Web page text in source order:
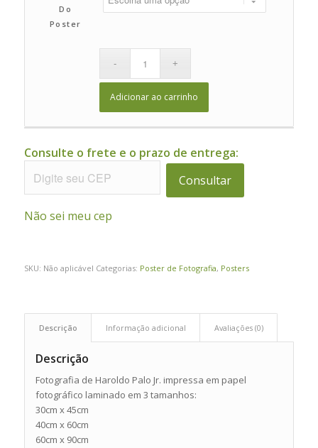
Do
Poster
Adicionar ao carrinho
Consulte o frete e o prazo de entrega:
Consultar
Não sei meu cep
SKU: Não aplicável Categorias: Poster de Fotografia, Posters
Descrição Informação adicional Avaliações (0)
Descrição
Fotografia de Haroldo Palo Jr. impressa em papel
fotográfico laminado em 3 tamanhos:
30cm x 45cm
40cm x 60cm
60cm x 90cm